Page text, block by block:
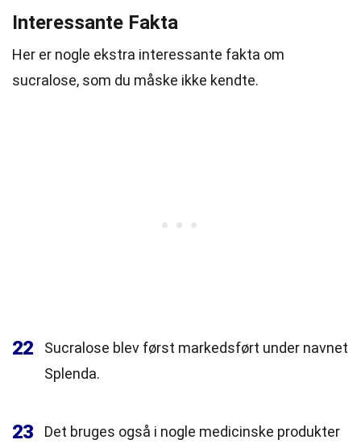
Interessante Fakta
Her er nogle ekstra interessante fakta om
sucralose, som du måske ikke kendte.
22
Sucralose blev først markedsført under navnet
Splenda.
23
Det bruges også i nogle medicinske produkter